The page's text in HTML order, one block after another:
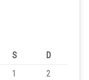
S
D
1
2